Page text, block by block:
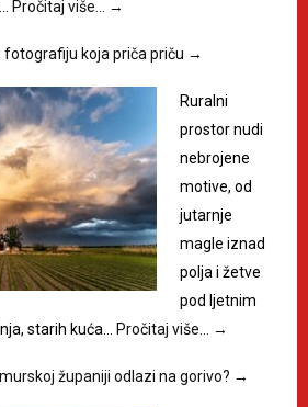
Pročitaj više… →
fotografiju koja priča priču →
Ruralni
prostor nudi
nebrojene
motive, od
jutarnje
magle iznad
polja i žetve
pod ljetnim
starih kuća… Pročitaj više… →
županiji odlazi na gorivo? →